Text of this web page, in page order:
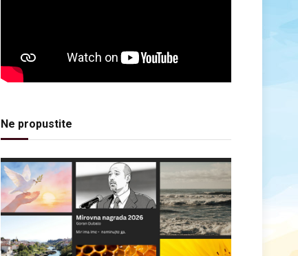
Ne propustite